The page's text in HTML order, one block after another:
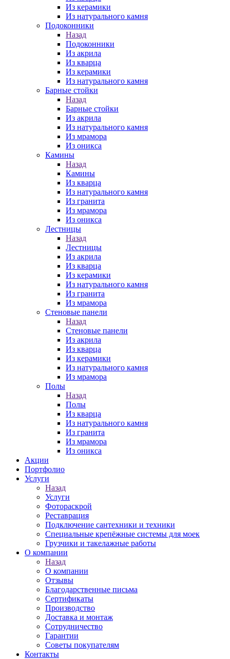
Из керамики
Из натурального камня
Подоконники
Назад
Подоконники
Из акрила
Из кварца
Из керамики
Из натурального камня
Барные стойки
Назад
Барные стойки
Из акрила
Из натурального камня
Из мрамора
Из оникса
Камины
Назад
Камины
Из кварца
Из натурального камня
Из гранита
Из мрамора
Из оникса
Лестницы
Назад
Лестницы
Из акрила
Из кварца
Из керамики
Из натурального камня
Из гранита
Из мрамора
Стеновые панели
Назад
Стеновые панели
Из акрила
Из кварца
Из керамики
Из натурального камня
Из мрамора
Полы
Назад
Полы
Из кварца
Из натурального камня
Из гранита
Из мрамора
Из оникса
Акции
Портфолио
Услуги
Назад
Услуги
Фотораскрой
Реставрация
Подключение сантехники и техники
Специальные крепёжные системы для моек
Грузчики и такелажные работы
О компании
Назад
О компании
Отзывы
Благодарственные письма
Сертификаты
Производство
Доставка и монтаж
Сотрудничество
Гарантии
Советы покупателям
Контакты